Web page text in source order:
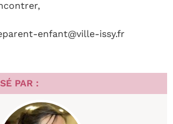
enfant@ville-issy.fr
PAR :